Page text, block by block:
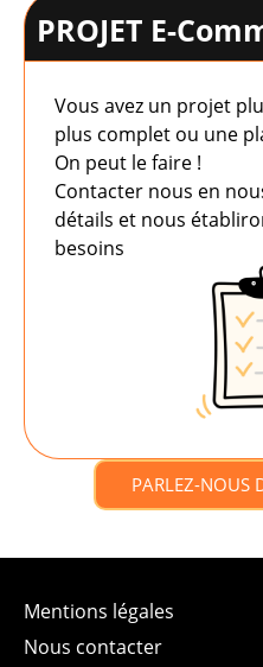
PROJET E-
Vous avez un projet
plus complet ou une
On peut le faire !
Contacter nous en
détails et nous
besoins
PARLEZ-NOUS
Mentions légales
Nous contacter